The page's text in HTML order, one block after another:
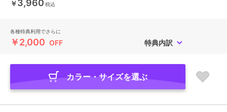
￥3,960 税込
各種特典利用でさらに
￥2,000 OFF 特典内訳
カラー・サイズを選ぶ